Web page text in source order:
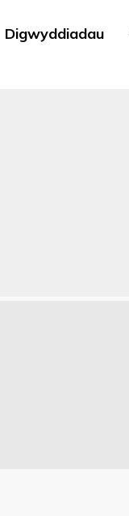
Digwyddiadau